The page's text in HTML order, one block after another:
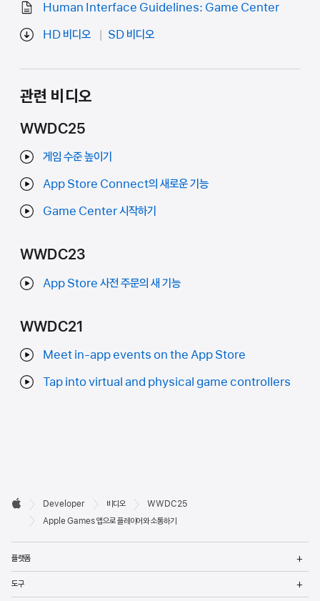
Human Interface Guidelines: Game Center
HD 비디오
SD 비디오
관련 비디오
WWDC25
게임 수준 높이기
App Store Connect의 새로운 기능
Game Center 시작하기
WWDC23
App Store 사전 주문의 새 기능
WWDC21
Meet in-app events on the App Store
Tap into virtual and physical game controllers
Developer
바닥글

Apple
Developer 비디오
WWDC25
Apple Games 앱으로 플레이어와 소통하기
플랫폼
도구